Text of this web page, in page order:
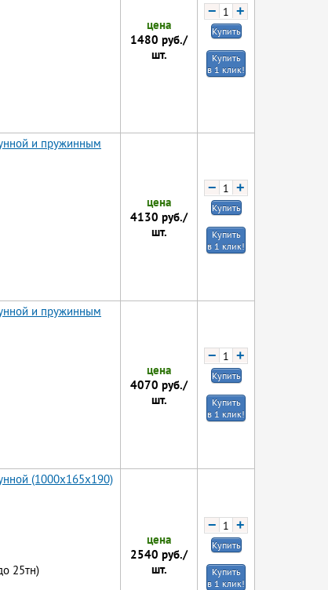
цена
1480 руб./
шт.
− +
Купить
Купить
в 1 клик!
и пружинным
цена
4130 руб./
шт.
− +
Купить
Купить
в 1 клик!
и пружинным
цена
4070 руб./
шт.
− +
Купить
Купить
в 1 клик!
(1000x165x190)
25тн)
цена
2540 руб./
шт.
− +
Купить
Купить
в 1 клик!